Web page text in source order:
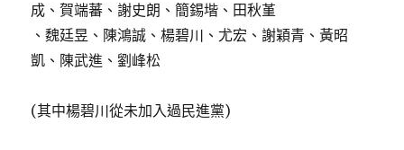
成、賀端蕃、謝史朗、簡錫堦、田秋堇
、魏廷昱、陳鴻誠、楊碧川、尤宏、謝穎青、黃昭
凱、陳武進、劉峰松
(其中楊碧川從未加入過民進黨)